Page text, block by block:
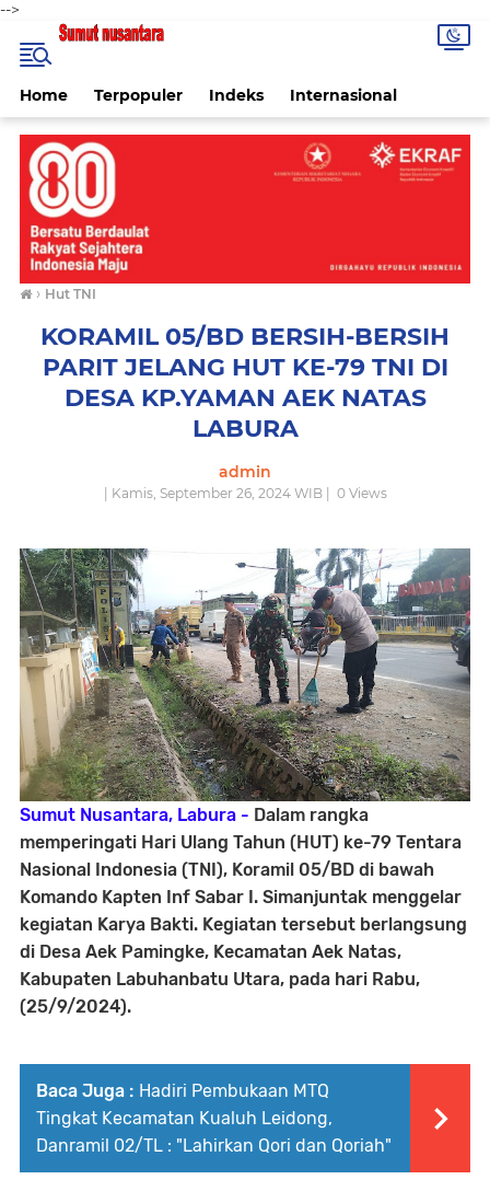
-->
Home Terpopuler Indeks Internasional
› Hut TNI
KORAMIL 05/BD BERSIH-BERSIH
PARIT JELANG HUT KE-79 TNI DI
DESA KP.YAMAN AEK NATAS
LABURA
admin
| Kamis, September 26, 2024 WIB | 0Views
Sumut Nusantara, Labura - Dalam rangka
memperingati Hari Ulang Tahun (HUT) ke-79 Tentara
Nasional Indonesia (TNI), Koramil 05/BD di bawah
Komando Kapten Inf Sabar I. Simanjuntak menggelar
kegiatan Karya Bakti. Kegiatan tersebut berlangsung
di Desa Aek Pamingke, Kecamatan Aek Natas,
Kabupaten Labuhanbatu Utara, pada hari Rabu,
(25/9/2024).
Baca Juga : Hadiri Pembukaan MTQ
Tingkat Kecamatan Kualuh Leidong,
Danramil 02/TL : "Lahirkan Qori dan Qoriah"